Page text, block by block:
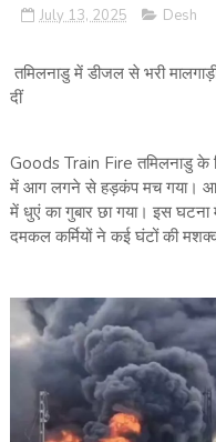
July 13, 2025 Desh
तमिलनाडु में डीजल से भरी
दीं
Goods Train Fire तमिलनाडु के
में आग लगने से हड़कंप मच गया।
में धुएं का गुबार छा गया। इस
दमकल कर्मियों ने कई घंटों की